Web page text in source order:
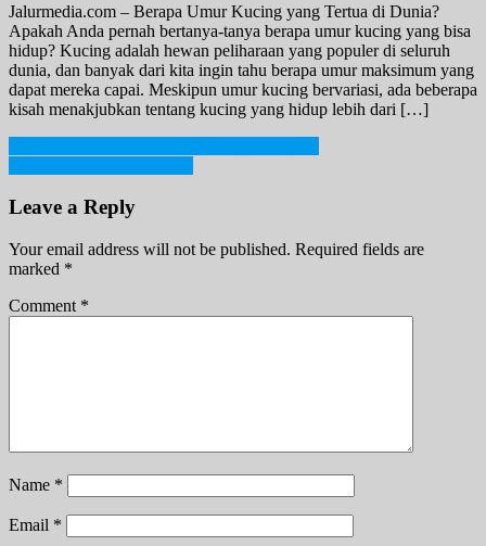
Jalurmedia.com – Berapa Umur Kucing yang Tertua di Dunia?
Apakah Anda pernah bertanya-tanya berapa umur kucing yang bisa
hidup? Kucing adalah hewan peliharaan yang populer di seluruh
dunia, dan banyak dari kita ingin tahu berapa umur maksimum yang
dapat mereka capai. Meskipun umur kucing bervariasi, ada beberapa
kisah menakjubkan tentang kucing yang hidup lebih dari […]
Post
navigation
Leave a Reply
Your email address will not be published. Required fields are
marked *
Comment *
Name *
Email *